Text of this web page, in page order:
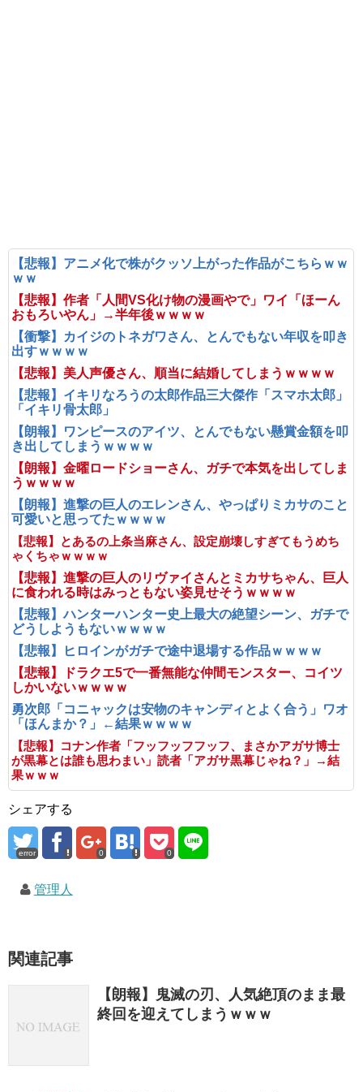
【悲報】アニメ化で株がクッソ上がった作品がこちらｗｗ
ｗｗ
【悲報】作者「人間VS化け物の漫画やで」ワイ「ほーん
おもろいやん」→半年後ｗｗｗｗ
【衝撃】カイジのトネガワさん、とんでもない年収を叩き
出すｗｗｗｗ
【悲報】美人声優さん、順当に結婚してしまうｗｗｗｗ
【悲報】イキリなろうの太郎作品三大傑作「スマホ太郎」
「イキリ骨太郎」
【朗報】ワンピースのアイツ、とんでもない懸賞金額を叩
き出してしまうｗｗｗｗ
【朗報】金曜ロードショーさん、ガチで本気を出してしま
うｗｗｗｗ
【朗報】進撃の巨人のエレンさん、やっぱりミカサのこと
可愛いと思ってたｗｗｗｗ
【悲報】とあるの上条当麻さん、設定崩壊しすぎてもうめち
ゃくちゃｗｗｗｗ
【悲報】進撃の巨人のリヴァイさんとミカサちゃん、巨人
に食われる時はみっともない姿見せそうｗｗｗｗ
【悲報】ハンターハンター史上最大の絶望シーン、ガチで
どうしようもないｗｗｗｗ
【悲報】ヒロインがガチで途中退場する作品ｗｗｗｗ
【悲報】ドラクエ5で一番無能な仲間モンスター、コイツ
しかいないｗｗｗｗ
勇次郎「コニャックは安物のキャンディとよく合う」ワオ
「ほんまか？」←結果ｗｗｗｗ
【悲報】コナン作者「フッフッフフッフ、まさかアガサ博士
が黒幕とは誰も思わまい」読者「アガサ黒幕じゃね？」→結
果ｗｗｗ
シェアする
error 0 0
管理人
関連記事
【朗報】鬼滅の刃、人気絶頂のまま最
終回を迎えてしまうｗｗｗ